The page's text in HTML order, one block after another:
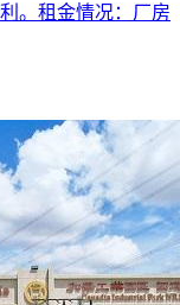
。租金情况：厂房